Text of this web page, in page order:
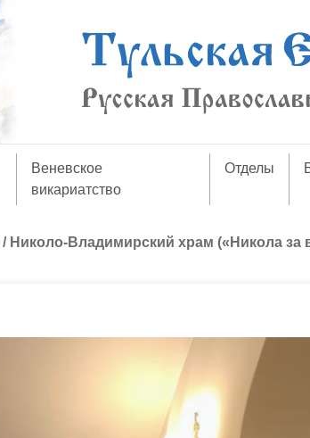
Веневское
викариатство
Отделы
/ Николо-Владимирский храм («Никола за